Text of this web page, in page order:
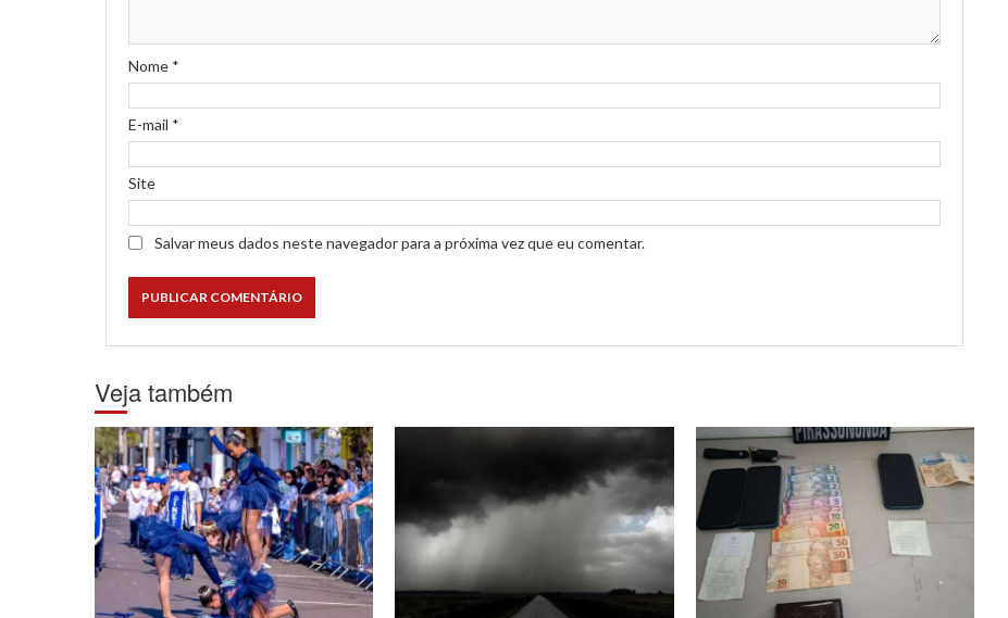
Nome *
E-mail *
Site
Salvar meus dados neste navegador para a próxima vez que eu comentar.
Veja também